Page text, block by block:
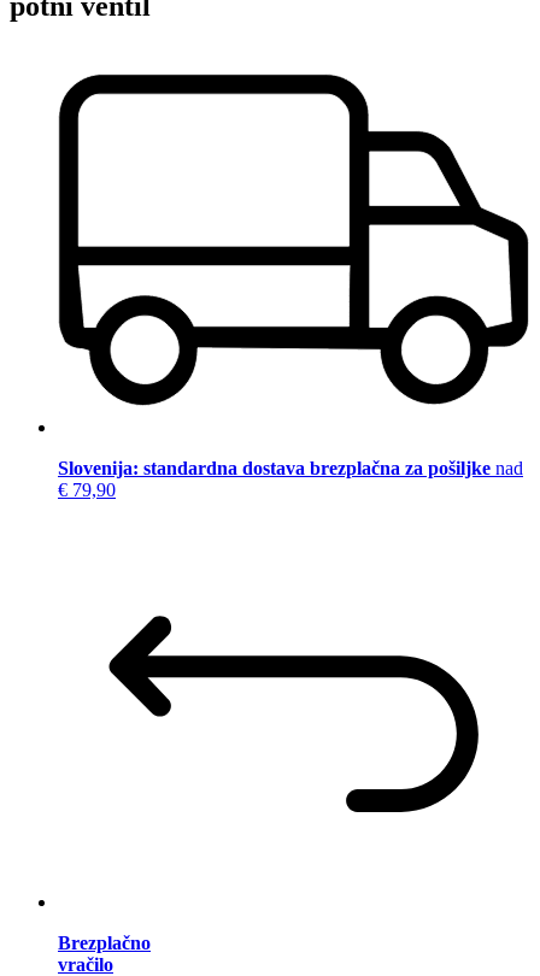
Slovenija: standardna dostava brezplačna za pošiljke nad
€ 79,90
Brezplačno
vračilo